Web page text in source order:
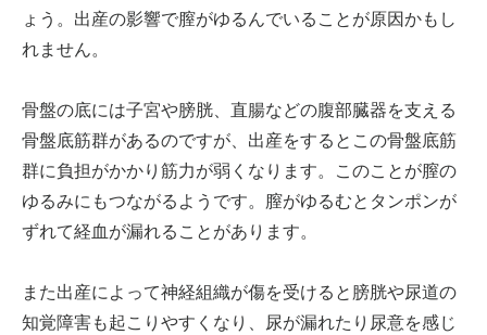
ょう。出産の影響で膣がゆるんでいることが原因かもし
れません。
骨盤の底には子宮や膀胱、直腸などの腹部臓器を支える
骨盤底筋群があるのですが、出産をするとこの骨盤底筋
群に負担がかかり筋力が弱くなります。このことが膣の
ゆるみにもつながるようです。膣がゆるむとタンポンが
ずれて経血が漏れることがあります。
また出産によって神経組織が傷を受けると膀胱や尿道の
知覚障害も起こりやすくなり、尿が漏れたり尿意を感じ